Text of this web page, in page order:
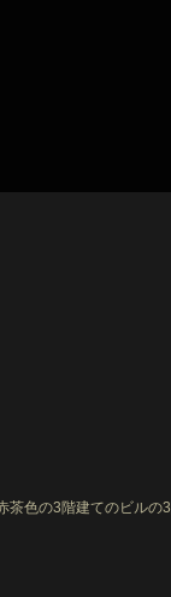
色の3階建てのビルの